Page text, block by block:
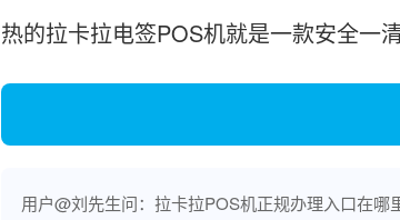
热的拉卡拉电签POS机就是一款安全一清
用户@刘先生问：拉卡拉POS机正规办理入口在哪